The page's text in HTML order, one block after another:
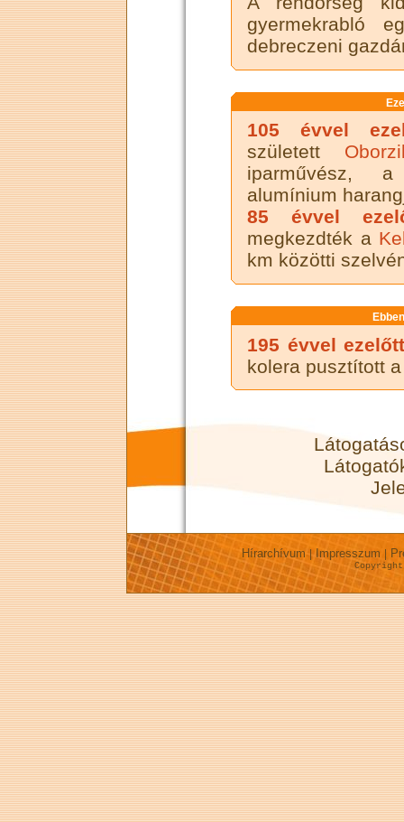
gyermekrabló
debreczeni
105 évvel
született
iparművész,
alumínium
85 évvel
megkezdték a
km közötti
195 évvel
kolera pusztított
Hírarchívum |Impresszum